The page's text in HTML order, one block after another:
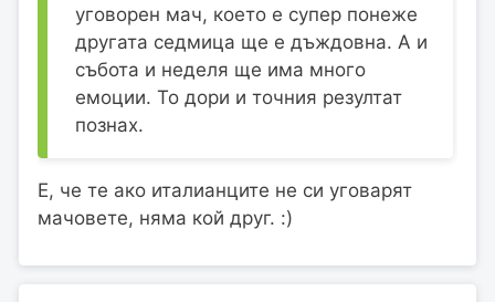
уговорен мач, което е супер понеже
другата седмица ще е дъждовна. А и
събота и неделя ще има много
емоции. То дори и точния резултат
познах.
Е, че те ако италианците не си уговарят
мачовете, няма кой друг. :)